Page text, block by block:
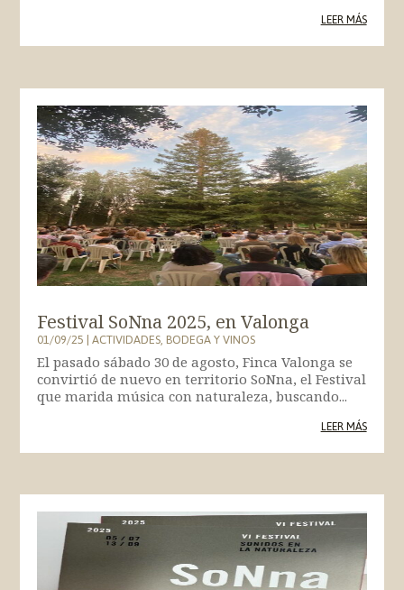
LEER MÁS
Festival SoNna 2025, en Valonga
01/09/25|ACTIVIDADES,BODEGA Y VINOS
El pasado sábado 30 de agosto, Finca Valonga se
convirtió de nuevo en territorio SoNna, el Festival
que marida música con naturaleza, buscando...
LEER MÁS